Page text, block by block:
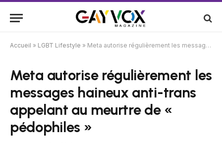
Accueil » LGBT Lifestyle » Meta autorise régulièrement les messages haineux anti-trans appelant au meurtre de « pédophiles »
Meta autorise régulièrement les
messages haineux anti-trans
appelant au meurtre de «
pédophiles »